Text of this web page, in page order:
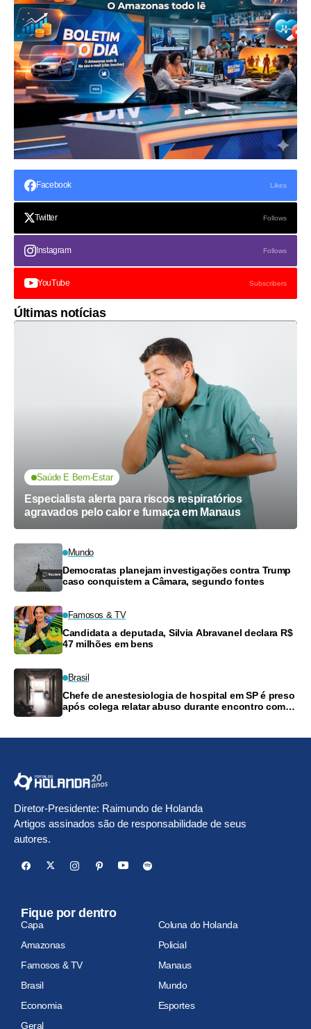
Facebook Likes
Twitter Follows
Instagram Follows
YouTube Subscribers
Últimas notícias
Saúde E Bem-Estar
Especialista alerta para riscos respiratórios
agravados pelo calor e fumaça em Manaus
Mundo
Democratas planejam investigações contra Trump
caso conquistem a Câmara, segundo fontes
Famosos & TV
Candidata a deputada, Silvia Abravanel declara R$
47 milhões em bens
Brasil
Chefe de anestesiologia de hospital em SP é preso
após colega relatar abuso durante encontro com
Diretor-Presidente: Raimundo de Holanda
Artigos assinados são de responsabilidade de seus
autores.
Fique por dentro
Capa
Coluna do Holanda
Amazonas
Policial
Famosos & TV
Manaus
Brasil
Mundo
Economia
Esportes
Geral